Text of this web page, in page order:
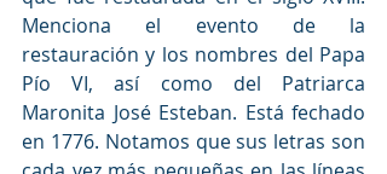
Menciona el evento de la
restauración y los nombres del Papa
Pío VI, así como del Patriarca
Maronita José Esteban. Está fechado
en 1776. Notamos que sus letras son